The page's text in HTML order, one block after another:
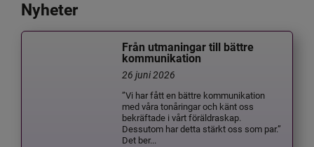
Nyheter
Från utmaningar till bättre
kommunikation
26 juni 2026
”Vi har fått en bättre kommunikation
med våra tonåringar och känt oss
bekräftade i vårt föräldraskap.
Dessutom har detta stärkt oss som par.”
Det ber...